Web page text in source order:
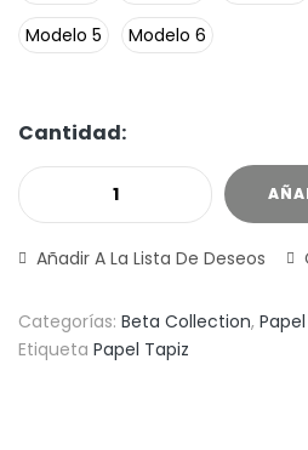
Modelo 5
Modelo 6
Cantidad:
Añadir A La Lista De Deseos
Categorías: Beta Collection,
Etiqueta Papel Tapiz